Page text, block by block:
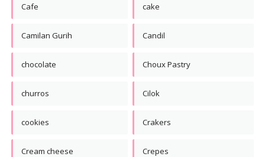
Cafe cake
Camilan Gurih Candil
chocolate Choux Pastry
churros Cilok
cookies Crakers
Cream cheese Crepes